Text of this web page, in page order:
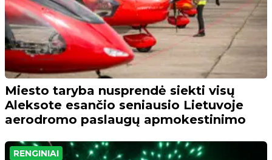
Miesto taryba nusprendė siekti visų
Aleksote esančio seniausio Lietuvoje
aerodromo paslaugų apmokestinimo
RENGINIAI